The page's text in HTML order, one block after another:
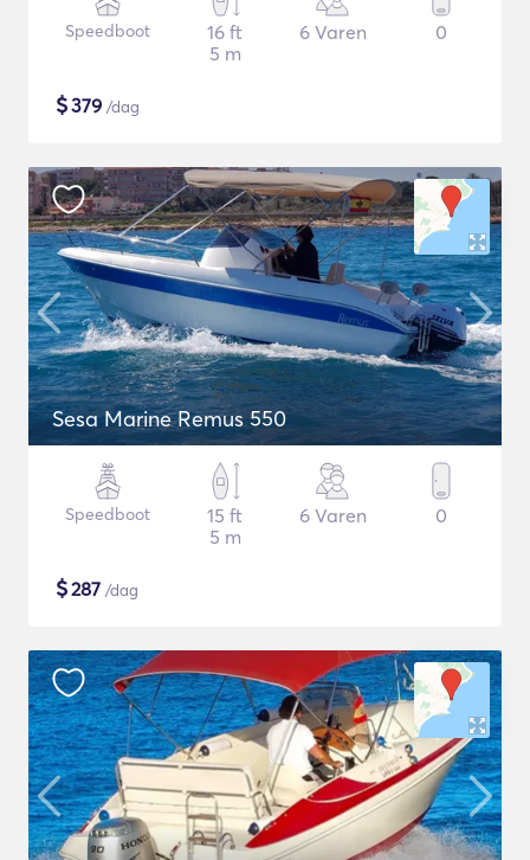
Speedboot
16 ft
5 m
6 Varen 0
$379 /dag
Sesa Marine Remus 550
Speedboot
15 ft
5 m
6 Varen 0
$287 /dag